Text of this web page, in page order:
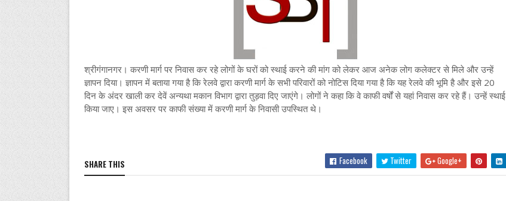
श्रीगंगानगर। करणी मार्ग पर निवास कर रहे लोगों के घरों को स्थाई करने की मांग को लेकर आज अनेक लोग कलेक्टर से मिले और उन्हें
ज्ञापन दिया। ज्ञापन में बताया गया है कि रेलवे द्वारा करणी मार्ग के सभी परिवारों को नोटिस दिया गया है कि यह रेलवे की भूमि है और इसे 20
दिन के अंदर खाली कर देवें अन्यथा मकान विभाग द्वारा तुड़वा दिए जाएंगे। लोगों ने कहा कि वे काफी वर्षों से यहां निवास कर रहे हैं। उन्हें स्थाई
किया जाए। इस अवसर पर काफी संख्या में करणी मार्ग के निवासी उपस्थित थे।
SHARE THIS Facebook Twitter Google+